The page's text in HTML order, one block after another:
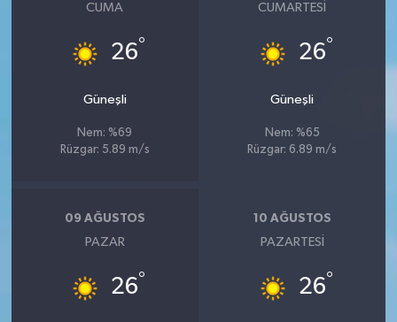
CUMA
26°
Güneşli
Nem: %69
Rüzgar: 5.89 m/s
CUMARTESI
26°
Güneşli
Nem: %65
Rüzgar: 6.89 m/s
09 AĞUSTOS
PAZAR
26°
10 AĞUSTOS
PAZARTESI
26°